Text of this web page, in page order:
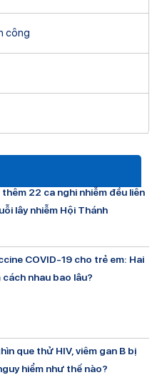
công
thêm 22 ca nghi nhiễm đều liên
lây nhiễm Hội Thánh
COVID-19 cho trẻ em: Hai
cách nhau bao lâu?
que thử HIV, viêm gan B bị
hiểm như thế nào?